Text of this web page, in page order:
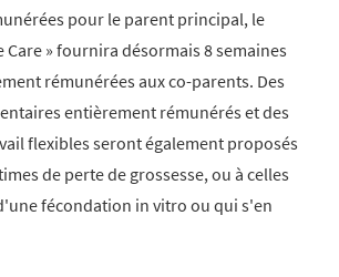
pour le parent principal, le
Care » fournira désormais 8 semaines
rémunérées aux co-parents. Des
entièrement rémunérés et des
flexibles seront également proposés
de perte de grossesse, ou à celles
fécondation in vitro ou qui s'en